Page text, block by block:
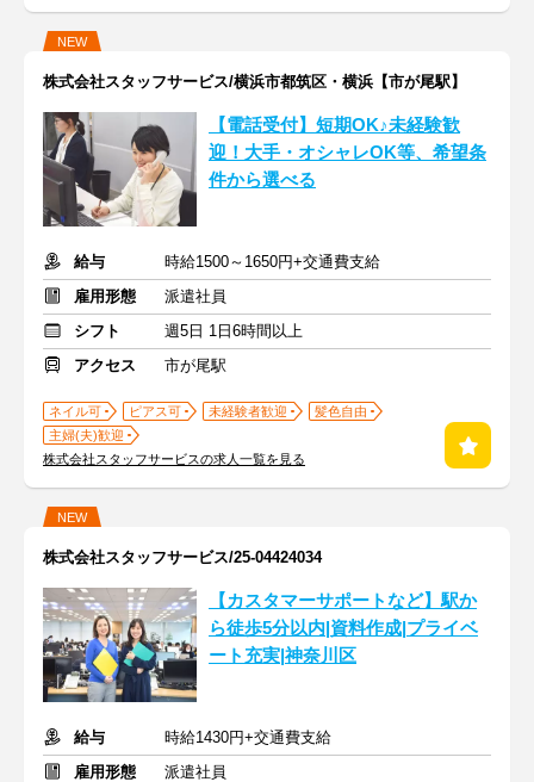
NEW
株式会社スタッフサービス/横浜市都筑区・横浜【市が尾駅】
【電話受付】短期OK♪未経験歓
迎！大手・オシャレOK等、希望条
件から選べる
給与
時給1500～1650円+交通費支給
雇用形態
派遣社員
シフト
週5日 1日6時間以上
アクセス
市が尾駅
ネイル可 ピアス可 未経験者歓迎
髪色自由
主婦(夫)歓迎
株式会社スタッフサービスの求人一覧を見る
NEW
株式会社スタッフサービス/25-04424034
【カスタマーサポートなど】駅か
ら徒歩5分以内|資料作成|プライベ
ート充実|神奈川区
給与
時給1430円+交通費支給
雇用形態
派遣社員